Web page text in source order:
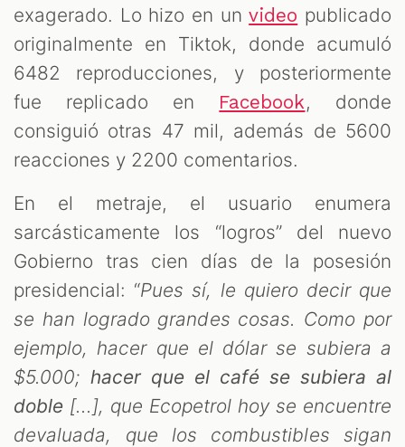
exagerado. Lo hizo en unvideo publicado
originalmente en Tiktok, donde acumuló
6482 reproducciones, y posteriormente
fue replicado en Facebook, donde
consiguió otras 47 mil, además de 5600
reacciones y 2200 comentarios.
En el metraje, el usuario enumera
sarcásticamente los “logros” del nuevo
Gobierno tras cien días de la posesión
presidencial: “Pues sí, le quiero decir que
se han logrado grandes cosas. Como por
ejemplo, hacer que el dólar se subiera a
$5.000; hacer que el café se subiera al
doble [...], que Ecopetrol hoy se encuentre
devaluada, que los combustibles sigan